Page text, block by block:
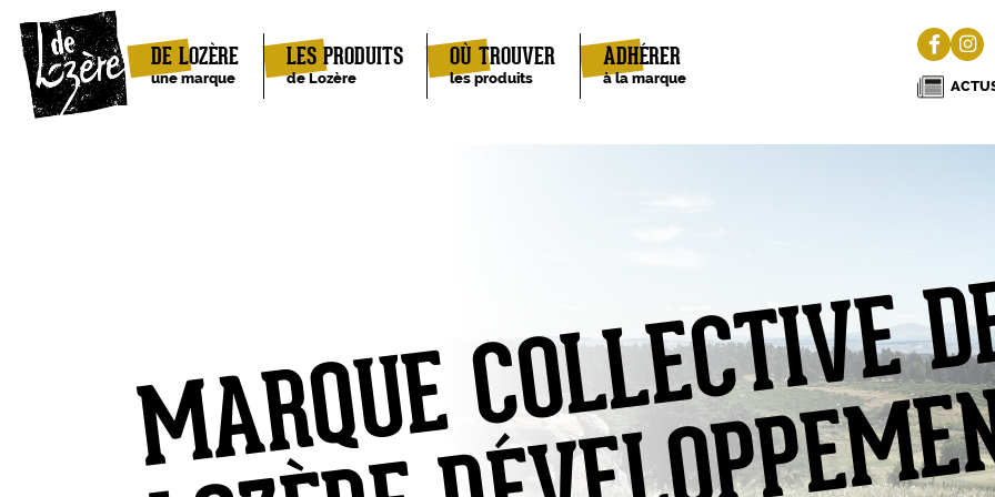
DE LOZÈRE
une marque
LES PRODUITS
de Lozère
OÙ TROUVER
les produits
ADHÉRER
à la marque